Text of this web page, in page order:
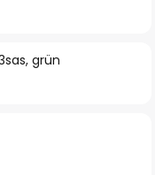
grün